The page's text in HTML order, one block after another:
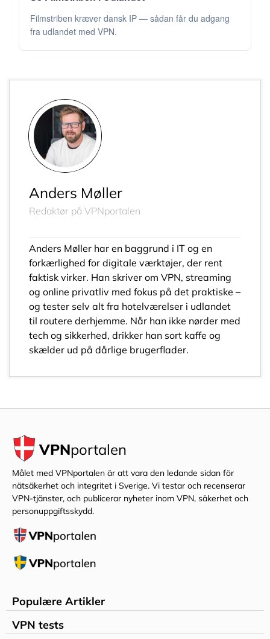
Filmstriben kræver dansk IP — sådan får du adgang
fra udlandet med VPN.
Anders Møller
Redaktør på VPNportalen
Anders Møller har en baggrund i IT og en
forkærlighed for digitale værktøjer, der rent
faktisk virker. Han skriver om VPN, streaming
og online privatliv med fokus på det praktiske –
og tester selv alt fra hotelværelser i udlandet
til routere derhjemme. Når han ikke nørder med
tech og sikkerhed, drikker han sort kaffe og
skælder ud på dårlige brugerflader.
VPNportalen
Målet med VPNportalen är att vara den ledande sidan för
nätsäkerhet och integritet i Sverige. Vi testar och recenserar
VPN-tjänster, och publicerar nyheter inom VPN, säkerhet och
personuppgiftsskydd.
Populære Artikler
ER VPN LOVLIGT?
VPN tests